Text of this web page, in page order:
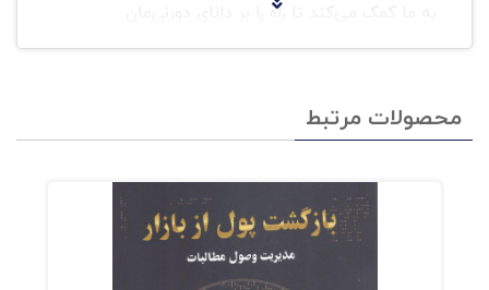
به ما کمک می‌کند تا راه را بر دانای دورنی‌مان
بگشاییم، دانایی که همواره خلاق است و از درون با
جهش در درون همه‌ی ما وجود دارد. و همیشه به یاد
نیز داریم، و کتاب جهش یکی از آنان است.
محصولات مرتبط